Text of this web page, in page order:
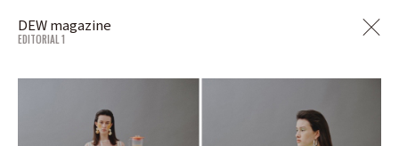
DEW magazine
EDITORIAL 1